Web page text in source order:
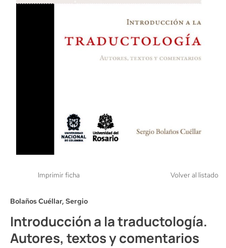
Imprimir ficha Volver al listado
Bolaños Cuéllar, Sergio
Introducción a la traductología.
Autores, textos y comentarios